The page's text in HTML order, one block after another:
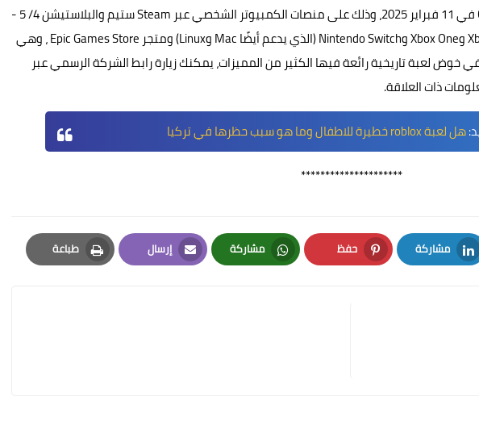
وكما ذكرنا سابقاً، سيتم إطلاق Civilization 7 في 11 فبراير 2025، وذلك على منصات الكمبيوتر الشخصي عبر Steam ستيم والبلاستيشن 4/ 5 -
PS5 وPS4 والاكس بوكس ون Xbox Series X|S وXbox One وNintendo Switch (الذي يدعم أيضًا Mac وLinux) ومتجر Epic Games Store ، وهي
خوض لعبة تاريخية رائعة فيها الكثير من المميزات، يمكنك زيارةرابطالشركة الرسمي عبر
ذات العلاقة.
هل لعبة roblox خطيرة للاطفال وما هو سبب حظرها في تركيا
*********************
مشاركة
LinkedIn
حفظ
Pinterest
مشاركة
Whatsapp
إرسال
Email
طباعة
Print